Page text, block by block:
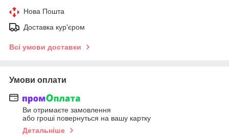
Нова Пошта
Доставка кур'єром
Всі умови доставки
Умови оплати
Ви отримаєте замовлення
або гроші повернуться на вашу картку
Детальніше